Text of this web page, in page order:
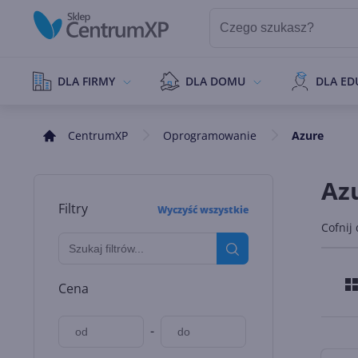
DLA FIRMY DLA DOMU DLA
CentrumXP Oprogramowanie Azure
Filtry Wyczyść wszystkie
Cena
-
Cofnij